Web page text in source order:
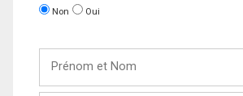
Non Oui
Nom